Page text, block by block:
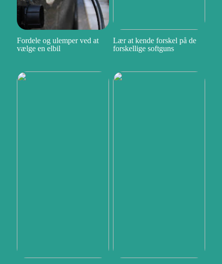
Fordele og ulemper ved at
vælge en elbil
Lær at kende forskel på de
forskellige softguns